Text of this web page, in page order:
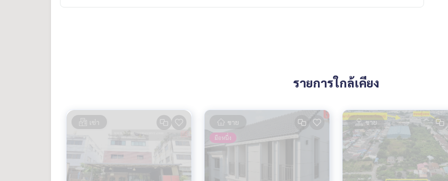
#บ้านติดถนนใหญ่ #บ้านพร้อมอยู่วัชรพล #บ้านรามอินทรา
รายการใกล้เคียง
เช่า ขาย
มือหนึ่ง
ขาย